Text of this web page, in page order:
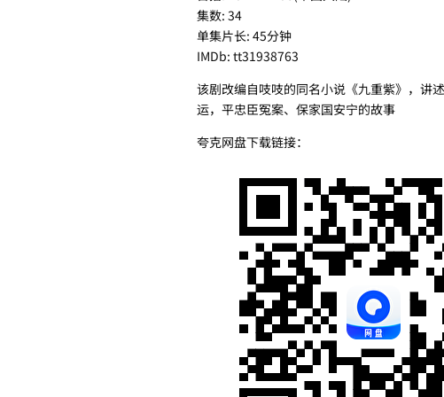
集数: 34
单集片长: 45分钟
IMDb: tt31938763
该剧改编自吱吱的同名小说《九重紫》，讲
运，平忠臣冤案、保家国安宁的故事
夸克网盘下载链接：